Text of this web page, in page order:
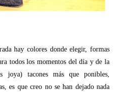
hay colores donde elegir, formas
todos los momentos del día y de la
joya) tacones más que ponibles,
es que creo no se han dejado nada